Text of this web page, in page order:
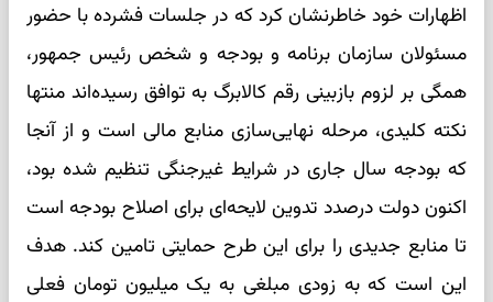
اظهارات خود خاطرنشان کرد که در جلسات فشرده با حضور
مسئولان سازمان برنامه و بودجه و شخص رئیس جمهور،
همگی بر لزوم بازبینی رقم کالابرگ به توافق رسیده‌اند منتها
نکته کلیدی، مرحله نهایی‌سازی منابع مالی است و از آنجا
که بودجه سال جاری در شرایط غیرجنگی تنظیم شده بود،
اکنون دولت درصدد تدوین لایحه‌ای برای اصلاح بودجه است
تا منابع جدیدی را برای این طرح حمایتی تامین کند. هدف
این است که به زودی مبلغی به یک میلیون تومان فعلی